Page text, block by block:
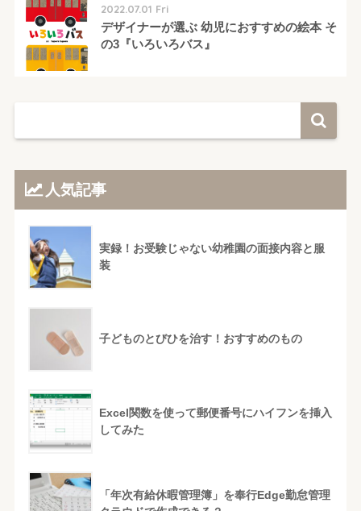
2022.07.01 Fri
デザイナーが選ぶ 幼児におすすめの絵本 そ
の3『いろいろバス』
人気記事
実録！お受験じゃない幼稚園の面接内容と服
装
子どものとびひを治す！おすすめのもの
Excel関数を使って郵便番号にハイフンを挿入
してみた
「年次有給休暇管理簿」を奉行Edge勤怠管理